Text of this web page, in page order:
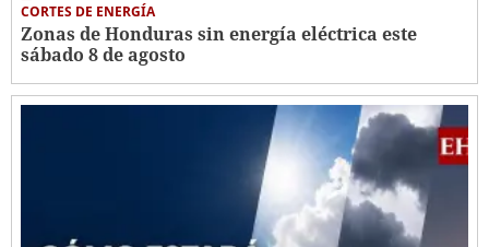
CORTES DE ENERGÍA
Zonas de Honduras sin energía eléctrica este
sábado 8 de agosto